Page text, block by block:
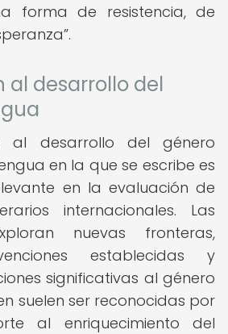
forma de resistencia, de
.
al desarrollo del
al desarrollo del género
en la que se escribe es
en la evaluación de
internacionales. Las
nuevas fronteras,
establecidas y
significativas al género
suelen ser reconocidas por
al enriquecimiento del